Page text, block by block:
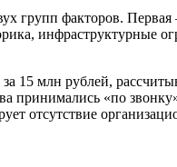
групп факторов.
инфраструктурные
15 млн рублей,
принимались «по
отсутствие